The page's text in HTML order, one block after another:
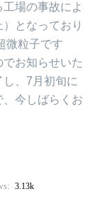
場の事故によ
となっており
微粒子です
お知らせいた
、7月初旬に
今しばらくお
3.13k